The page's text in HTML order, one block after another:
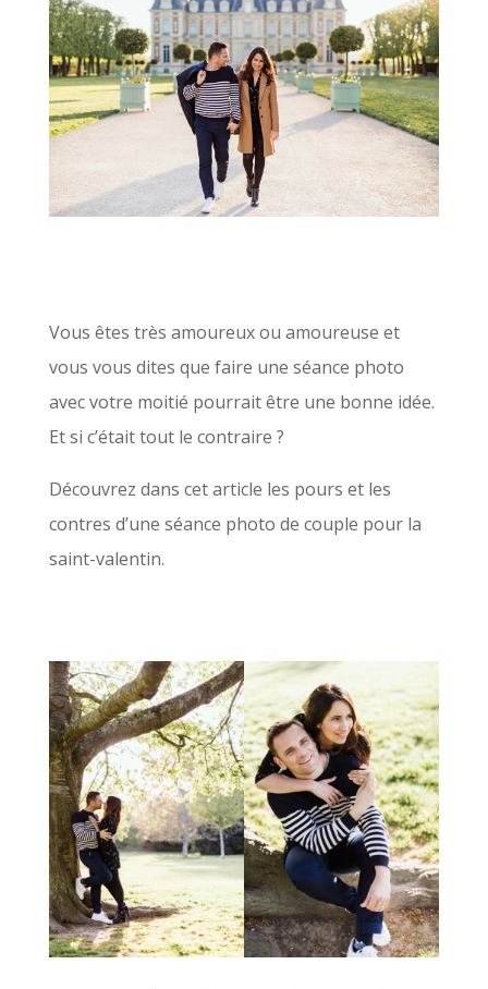
Vous êtes très amoureux ou amoureuse et
vous vous dites que faire une séance photo
avec votre moitié pourrait être une bonne idée.
Et si c’était tout le contraire ?
Découvrez dans cet article les pours et les
contres d’une séance photo de couple pour la
saint-valentin.